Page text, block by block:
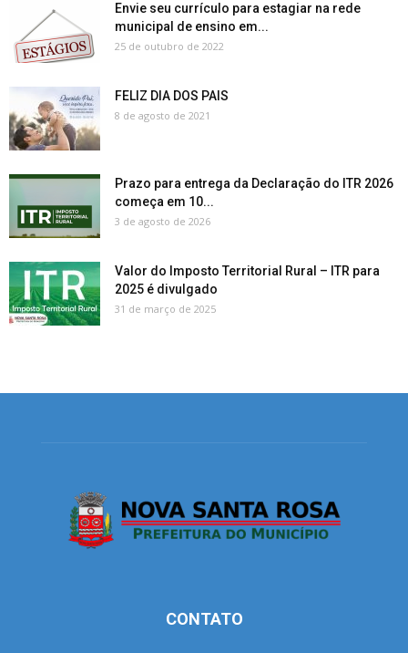
Envie seu currículo para estagiar na rede
municipal de ensino em...
25 de outubro de 2022
FELIZ DIA DOS PAIS
8 de agosto de 2021
Prazo para entrega da Declaração do ITR 2026
começa em 10...
3 de agosto de 2026
Valor do Imposto Territorial Rural – ITR para
2025 é divulgado
31 de março de 2025
CONTATO